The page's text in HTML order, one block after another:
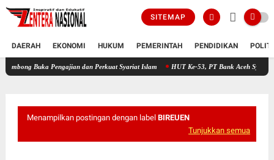
SITEMAP
DAERAH EKONOMI HUKUM PEMERINTAH PENDIDIKAN
Pengajian dan Perkuat Syariat Islam HUT Ke-53, PT Bank Aceh Syariah KC Bireuen
Menampilkan postingan dengan label BIREUEN
Tunjukkan semua